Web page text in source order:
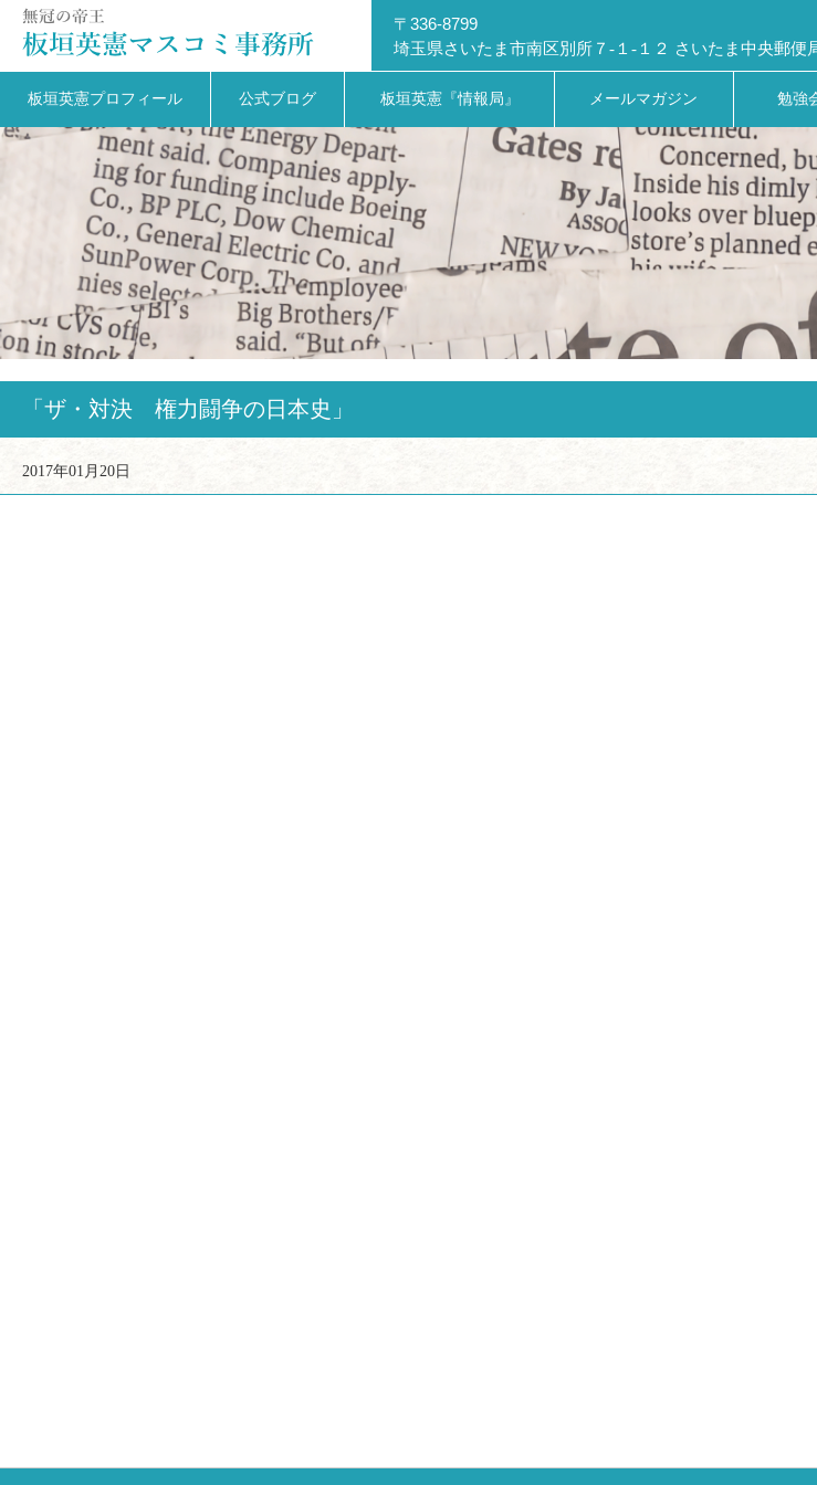
〒336-8799
埼玉県さいたま市南区別所７-１-１２ さいたま中央郵便
板垣英憲プロフィール 公式ブログ 板垣英憲『情報局』 メールマガジン 勉強
「ザ・対決 権力闘争の日本史」
2017年01月20日